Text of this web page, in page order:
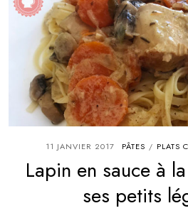
11 JANVIER 2017 PÂTES / PLATS
Lapin en sauce à
ses petits